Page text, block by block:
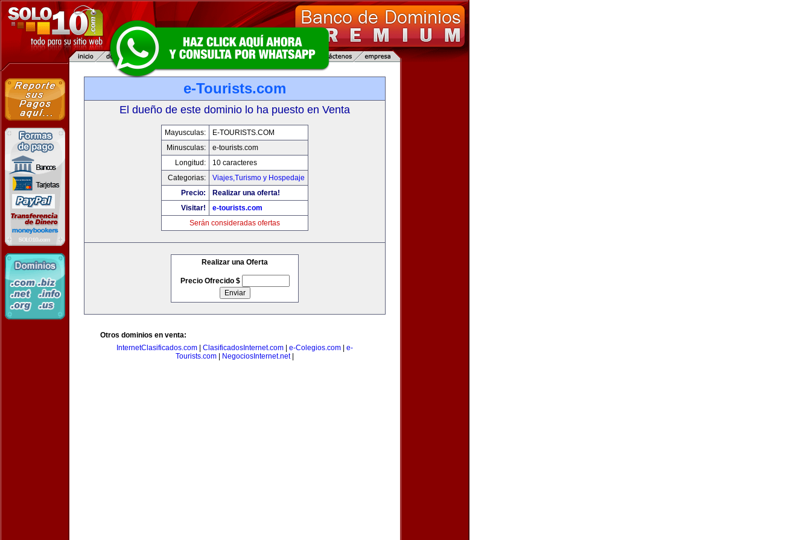
e-Tourists.com
El dueño de este dominio lo ha puesto en Venta
Mayusculas:
E-TOURISTS.COM
Minusculas:
e-tourists.com
Longitud:
10 caracteres
Categorias:
Viajes,Turismo y Hospedaje
Precio:
Realizar una oferta!
Visitar!
e-tourists.com
Serán consideradas ofertas
Realizar una Oferta
Precio Ofrecido $
Otros dominios en venta:
InternetClasificados.com
ClasificadosInternet.com e-Colegios.com
e-
Tourists.com
NegociosInternet.net|